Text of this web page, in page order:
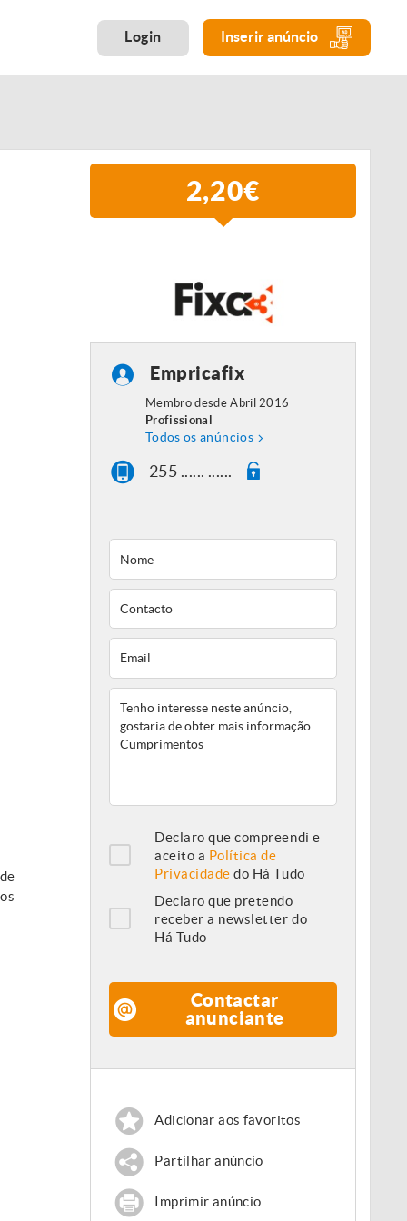
Login Inserir anúncio
2,20€
Empricafix
Membro desde Abril 2016
Profissional
Todos os anúncios
255 ...... ......
Declaro que compreendi e
aceito a Política de
Privacidade do Há Tudo
Declaro que pretendo
receber a newsletter do
Há Tudo
Contactar
anunciante
Adicionar aos favoritos
Partilhar anúncio
Imprimir anúncio